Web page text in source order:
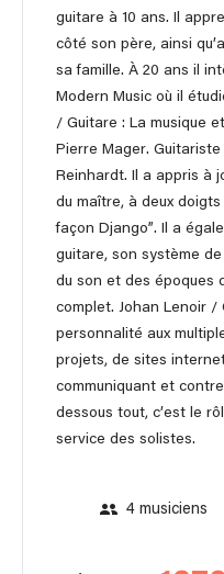
guitare à 10 ans. Il
côté son père, ainsi
sa famille. À 20 ans il
Modern Music où il
/ Guitare : La musique
Pierre Mager.
Reinhardt. Il a appris à
du maître, à deux
façon Django”. Il a
guitare, son système
du son et des époques
complet. Johan Lenoir /
personnalité aux
projets, de sites
communiquant et
dessous tout, c’est le
service des solistes.
4 musiciens